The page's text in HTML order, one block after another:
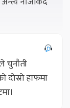
चुनौती
हाफमा